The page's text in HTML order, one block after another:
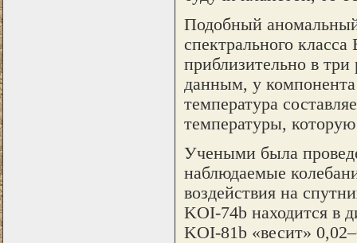
Подобный
спектрального
приблизительно в
данным, у
температура
температуры,
Учеными была
наблюдаемые
воздействия на
KOI-74b находится в
KOI-81b «весит»